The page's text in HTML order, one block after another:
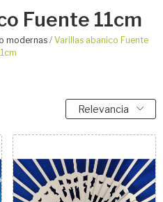
Fuente 11cm
modernas
Varillas abanico Fuente
Relevancia